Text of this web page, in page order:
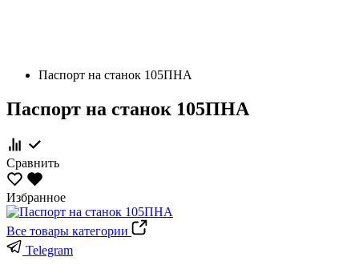
Паспорт на станок 105ПНА
Паспорт на станок 105ПНА
Сравнить
Избранное
Все товары категории
Telegram